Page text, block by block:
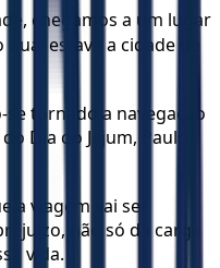
chegamos a um lugar
estava a cidade de
se tornado a navegação
Dia do Jejum, Paulo
a viagem vai ser
não só da carga
vida.